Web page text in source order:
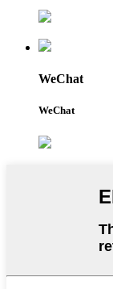
WeChat
WeChat